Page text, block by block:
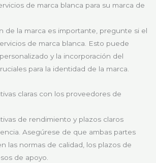
de marca blanca para su marca de
de la marca es importante, pregunte si el
de marca blanca. Esto puede
y la incorporación del
para la identidad de la marca.
claras con los proveedores de
de rendimiento y plazos claros
Asegúrese de que ambas partes
las normas de calidad, los plazos de
de apoyo.